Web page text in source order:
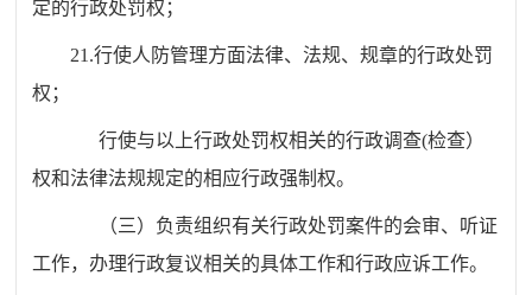
定的行政处罚权；
21.行使人防管理方面法律、法规、规章的行政处罚
权；
行使与以上行政处罚权相关的行政调查(检查）
权和法律法规规定的相应行政强制权。
（三）负责组织有关行政处罚案件的会审、听证
工作，办理行政复议相关的具体工作和行政应诉工作。